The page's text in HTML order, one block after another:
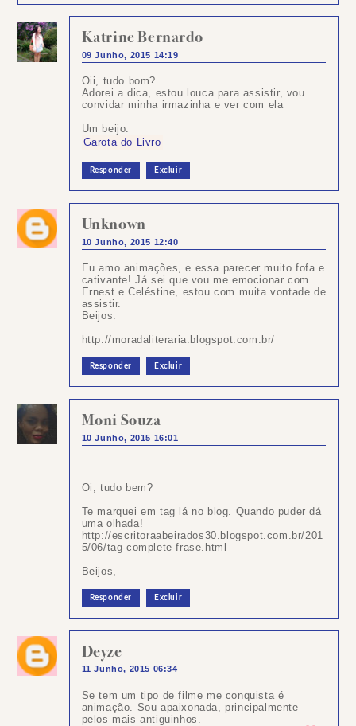
Katrine Bernardo
09 Junho, 2015 14:19
Oii, tudo bom?
Adorei a dica, estou louca para assistir, vou
convidar minha irmazinha e ver com ela
Um beijo.
Garota do Livro
Responder Excluir
Unknown
10 Junho, 2015 12:40
Eu amo animações, e essa parecer muito fofa e
cativante! Já sei que vou me emocionar com
Ernest e Celéstine, estou com muita vontade de
assistir.
Beijos.
http://moradaliteraria.blogspot.com.br/
Responder Excluir
Moni Souza
10 Junho, 2015 16:01
Oi, tudo bem?
Te marquei em tag lá no blog. Quando puder dá
uma olhada!
http://escritoraabeirados30.blogspot.com.br/201
5/06/tag-complete-frase.html
Beijos,
Responder Excluir
Deyze
11 Junho, 2015 06:34
Se tem um tipo de filme me conquista é
animação. Sou apaixonada, principalmente
pelos mais antiguinhos.